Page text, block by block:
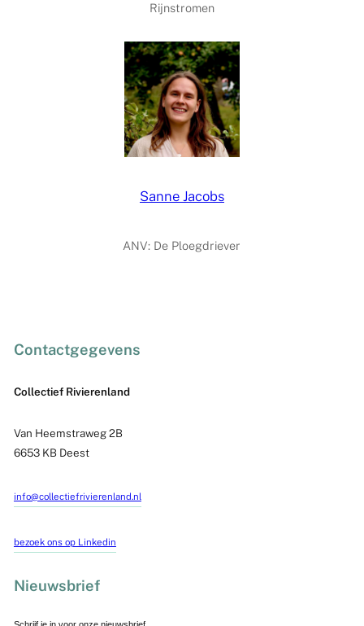
Rijnstromen
Sanne Jacobs
ANV: De Ploegdriever
Contactgegevens
Collectief Rivierenland
Van Heemstraweg 2B
6653 KB Deest
info@collectiefrivierenland.nl
bezoek ons op Linkedin
Nieuwsbrief